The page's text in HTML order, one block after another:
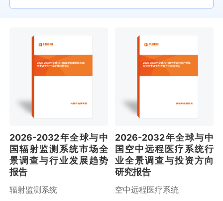
2026-2032年全球与中国辐射监测系统市场
全景调查与行业发展趋势报告
2026-2032年全球与中
国辐射监测系统市场全
景调查与行业发展趋势
报告
辐射监测系统
2026-2032年全球与中国空中远程医疗系统
行业全景调查与投资方向研究报告
2026-2032年全球与中
国空中远程医疗系统行
业全景调查与投资方向
研究报告
空中远程医疗系统